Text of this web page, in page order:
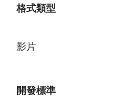
格式類型
影片
開發標準